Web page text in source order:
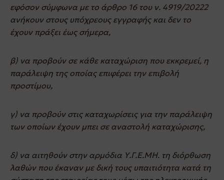
εφόσον σύμφωνα με το άρθρο 16 του ν. 4919/20222
ανήκουν στους υπόχρεους εγγραφής και δεν το
έχουν πράξει έως σήμερα,
β) να προβούν σε κάθε καταχώριση που εκκρεμεί, η
παράλειψη της οποίας επιφέρει την επιβολή
προστίμου,
γ) να προβούν στις καταχωρίσεις για την παράλειψη
των οποίων έχουν μπει σε αναστολή καταχώρισης,
δ) να αιτηθούν στην αρμόδια Υ.Γ.Ε.ΜΗ. τη διόρθωση
λαθών που έκαναν με δική τους υπαιτιότητα κατά τη